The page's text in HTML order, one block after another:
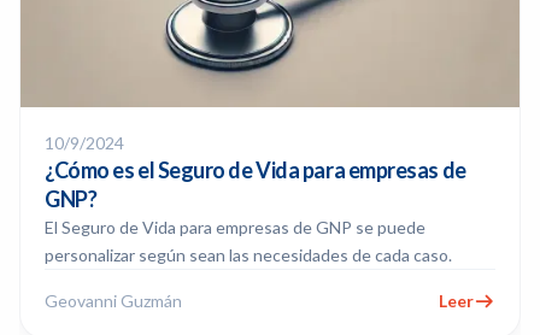
10/9/2024
¿Cómo es el Seguro de Vida para empresas de
GNP?
El Seguro de Vida para empresas de GNP se puede
personalizar según sean las necesidades de cada caso.
Geovanni Guzmán Leer